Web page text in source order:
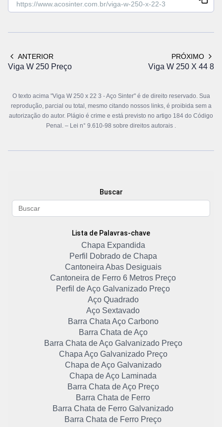
ANTERIOR
Viga W 250 Preço
PRÓXIMO
Viga W 250 X 44 8
O texto acima "Viga W 250 x 22 3 - Aço Sinter" é de direito reservado. Sua
reprodução, parcial ou total, mesmo citando nossos links, é proibida sem a
autorização do autor. Plágio é crime e está previsto no artigo 184 do Código
Penal. – Lei n° 9.610-98 sobre direitos autorais .
Buscar
Lista de Palavras-chave
Chapa Expandida
Perfil Dobrado de Chapa
Cantoneira Abas Desiguais
Cantoneira de Ferro 6 Metros Preço
Perfil de Aço Galvanizado Preço
Aço Quadrado
Aço Sextavado
Barra Chata Aço Carbono
Barra Chata de Aço
Barra Chata de Aço Galvanizado Preço
Chapa Aço Galvanizado Preço
Chapa de Aço Galvanizado
Chapa de Aço Laminada
Barra Chata de Aço Preço
Barra Chata de Ferro
Barra Chata de Ferro Galvanizado
Barra Chata de Ferro Preço